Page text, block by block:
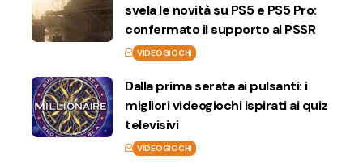
svela le novità su PS5 e PS5 Pro:
confermato il supporto al PSSR
VIDEOGIOCHI
Dalla prima serata ai pulsanti: i
migliori videogiochi ispirati ai quiz
televisivi
VIDEOGIOCHI